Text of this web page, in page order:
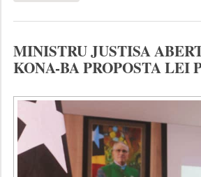
MINISTRU JUSTISA
KONA-BA PROPOSTA LEI